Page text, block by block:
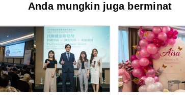
Anda mungkin juga berminat